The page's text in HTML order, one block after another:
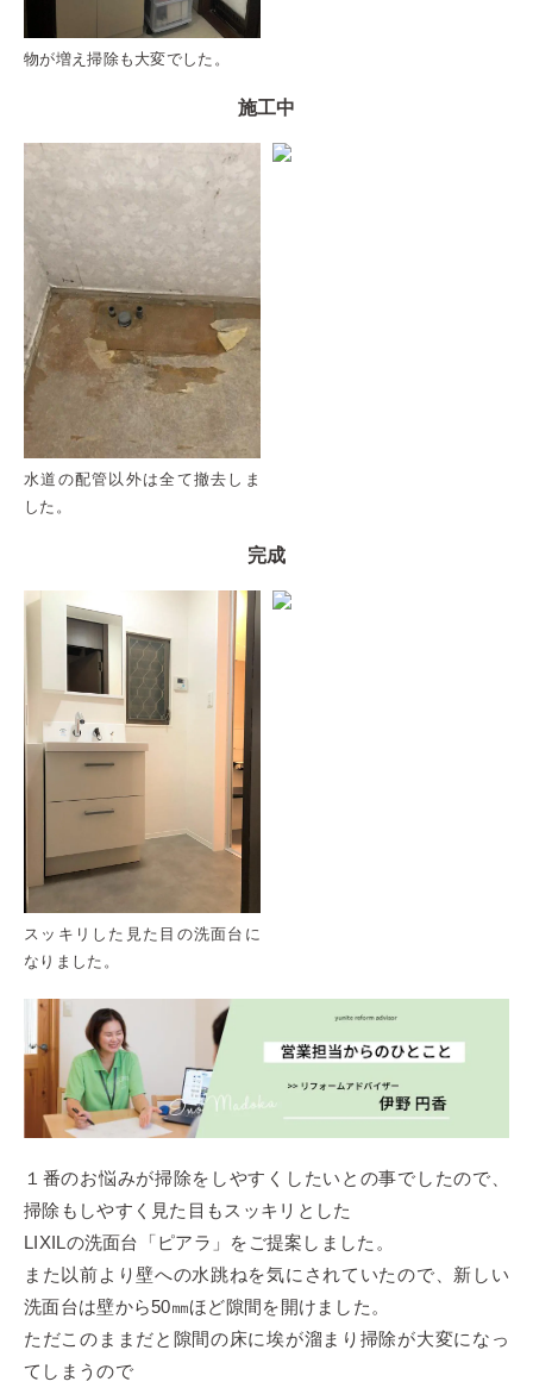
物が増え掃除も大変でした。
施工中
水道の配管以外は全て撤去しま
した。
完成
スッキリした見た目の洗面台に
なりました。
１番のお悩みが掃除をしやすくしたいとの事でしたので、
掃除もしやすく見た目もスッキリとした
LIXILの洗面台「ピアラ」をご提案しました。
また以前より壁への水跳ねを気にされていたので、新しい
洗面台は壁から50㎜ほど隙間を開けました。
ただこのままだと隙間の床に埃が溜まり掃除が大変になっ
てしまうので